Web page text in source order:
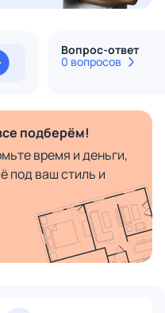
Вопрос-ответ
0 вопросов
подберём!
время и деньги,
под ваш стиль и